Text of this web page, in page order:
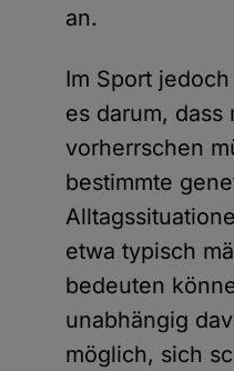
an.
Im Sport
es darum,
vorherrschen
bestimmte
etwa typisch
bedeuten
unabhängig
möglich, sich